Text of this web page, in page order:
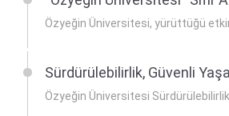
Özyeğin Üniversitesi, yürüttüğü etkin
Sürdürülebilirlik, Güvenli
Özyeğin Üniversitesi